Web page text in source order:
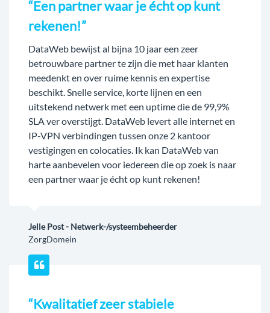
“Een partner waar je écht op kunt
rekenen!”
DataWeb bewijst al bijna 10 jaar een zeer
betrouwbare partner te zijn die met haar klanten
meedenkt en over ruime kennis en expertise
beschikt. Snelle service, korte lijnen en een
uitstekend netwerk met een uptime die de 99,9%
SLA ver overstijgt. DataWeb levert alle internet en
IP-VPN verbindingen tussen onze 2 kantoor
vestigingen en colocaties. Ik kan DataWeb van
harte aanbevelen voor iedereen die op zoek is naar
een partner waar je écht op kunt rekenen!
Jelle Post - Netwerk-/systeembeheerder
ZorgDomein
“Kwalitatief zeer stabiele